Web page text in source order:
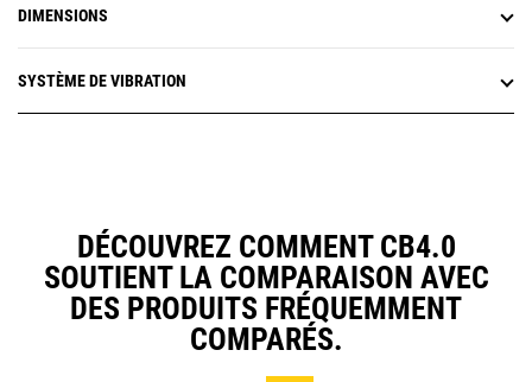
DIMENSIONS
SYSTÈME DE VIBRATION
DÉCOUVREZ COMMENT CB4.0
SOUTIENT LA COMPARAISON AVEC
DES PRODUITS FRÉQUEMMENT
COMPARÉS.